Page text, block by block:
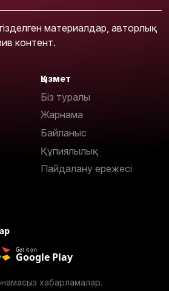
материалдар, авторлық
контент.
Қызмет
Біз туралы
Жарнама
Байланыс
Құпиялылық
Пайдалану ережесі
Get it on
Google Play
хабарламалар.